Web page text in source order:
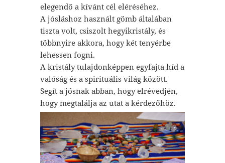
elegendő a kívánt cél eléréséhez.
A jósláshoz használt gömb általában
tiszta volt, csiszolt hegyikristály, és
többnyire akkora, hogy két tenyérbe
lehessen fogni.
A kristály tulajdonképpen egyfajta híd a
valóság és a spirituális világ között.
Segít a jósnak abban, hogy elrévedjen,
hogy megtalálja az utat a kérdezőhöz.